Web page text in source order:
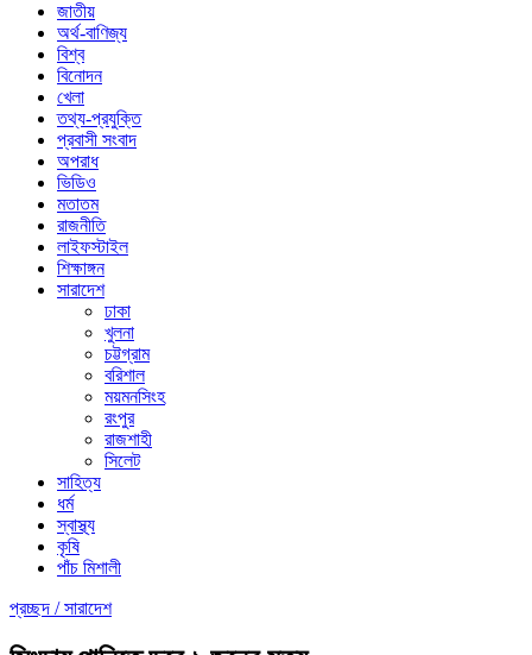
জাতীয়
অর্থ-বাণিজ্য
বিশ্ব
বিনোদন
খেলা
তথ্য-প্রযুক্তি
প্রবাসী সংবাদ
অপরাধ
ভিডিও
মতাতম
রাজনীতি
লাইফস্টাইল
শিক্ষাঙ্গন
সারাদেশ
ঢাকা
খুলনা
চট্টগ্রাম
বরিশাল
ময়মনসিংহ
রংপুর
রাজশাহী
সিলেট
সাহিত্য
ধর্ম
স্বাস্থ্য
কৃষি
পাঁচ মিশালী
প্রচ্ছদ /সারাদেশ